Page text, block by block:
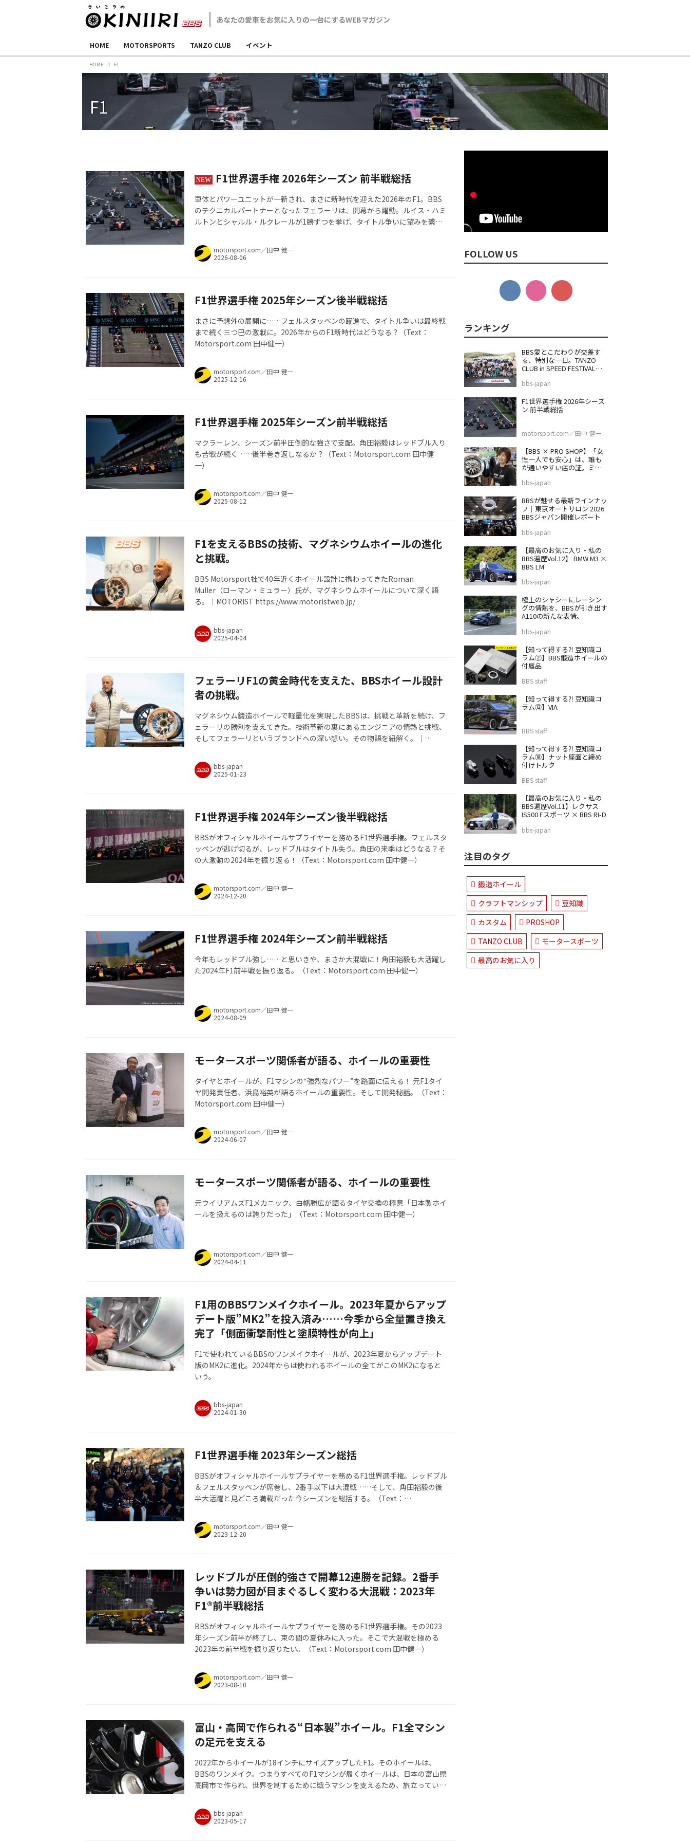
HOME MOTORSPORTS TANZO CLUB イベント
HOME F1
F1
F1世界選手権 2026年シーズン 前半戦総括
車体とパワーユニットが一新され、まさに新時代を迎えた2026年のF1。BBS
のテクニカルパートナーとなったフェラーリは、開幕から躍動。ルイス・ハミ
ルトンとシャルル・ルクレールが1勝ずつを挙げ、タイトル争いに望みを繋い
前半戦のフェラーリの戦いを振り返っておこう。（Text：Motorsport.com 田
中健一）
motorsport.com／田中 健一
F1世界選手権 2025年シーズン後半戦総括
まさに予想外の展開に……フェルスタッペンの躍進で、タイトル争いは最終戦
まで続く三つ巴の激戦に。2026年からのF1新時代はどうなる？（Text：
Motorsport.com 田中健一）
motorsport.com／田中 健一
F1世界選手権 2025年シーズン前半戦総括
マクラーレン、シーズン前半圧倒的な強さで支配。角田裕毅はレッドブル入り
も苦戦が続く……後半巻き返しなるか？（Text：Motorsport.com 田中健
一）
motorsport.com／田中 健一
F1を支えるBBSの技術、マグネシウムホイールの進化
と挑戦。
BBS Motorsport社で40年近くホイール設計に携わってきたRoman
Muller（ローマン・ミュラー）氏が、マグネシウムホイールについて深く語
る。｜MOTORIST https://www.motoristweb.jp/
bbs-japan
フェラーリF1の黄金時代を支えた、BBSホイール設計
者の挑戦。
マグネシウム鍛造ホイールで軽量化を実現したBBSは、挑戦と革新を続け、フ
ェラーリの勝利を支えてきた。技術革新の裏にあるエンジニアの情熱と挑戦、
そしてフェラーリというブランドへの深い想い。その物語を紐解く。｜
bbs-japan
F1世界選手権 2024年シーズン後半戦総括
BBSがオフィシャルホイールサプライヤーを務めるF1世界選手権。フェルスタ
ッペンが逃げ切るが、レッドブルはタイトル失う。角田の来季はどうなる？そ
の大激動の2024年を振り返る！（Text：Motorsport.com 田中健一）
motorsport.com／田中 健一
F1世界選手権 2024年シーズン前半戦総括
今年もレッドブル強し……と思いきや、まさか大混戦に！角田裕毅も大活躍し
た2024年F1前半戦を振り返る。（Text：Motorsport.com 田中健一）
motorsport.com／田中 健一
モータースポーツ関係者が語る、ホイールの重要性
タイヤとホイールが、F1マシンの“強烈なパワー”を路面に伝える！ 元F1タイ
ヤ開発責任者、浜島裕英が語るホイールの重要性。そして開発秘話。（Text：
Motorsport.com 田中健一）
motorsport.com／田中 健一
モータースポーツ関係者が語る、ホイールの重要性
元ウイリアムズF1メカニック、白幡勝広が語るタイヤ交換の極意「日本製ホイ
ールを扱えるのは誇りだった」（Text：Motorsport.com 田中健一）
motorsport.com／田中 健一
F1用のBBSワンメイクホイール。2023年夏からアップ
デート版”MK2”を投入済み……今季から全量置き換え
完了「側面衝撃耐性と塗膜特性が向上」
F1で使われているBBSのワンメイクホイールが、2023年夏からアップデート
版のMK2に進化。2024年からは使われるホイールの全てがこのMK2になると
いう。
bbs-japan
F1世界選手権 2023年シーズン総括
BBSがオフィシャルホイールサプライヤーを務めるF1世界選手権。レッドブル
＆フェルスタッペンが席巻し、2番手以下は大混戦……そして、角田裕毅の後
半大活躍と見どころ満載だった今シーズンを総括する。（Text：
motorsport.com／田中 健一
レッドブルが圧倒的強さで開幕12連勝を記録。2番手
争いは勢力図が目まぐるしく変わる大混戦：2023年
F1®前半戦総括
BBSがオフィシャルホイールサプライヤーを務めるF1世界選手権。その2023
年シーズン前半が終了し、束の間の夏休みに入った。そこで大混戦を極める
2023年の前半戦を振り返りたい。（Text：Motorsport.com 田中健一）
motorsport.com／田中 健一
富山・高岡で作られる“日本製”ホイール。F1全マシン
の足元を支える
2022年からホイールが18インチにサイズアップしたF1。そのホイールは、
BBSのワンメイク。つまりすべてのF1マシンが履くホイールは、日本の富山県
高岡市で作られ、世界を制するために戦うマシンを支えるため、旅立っていく
bbs-japan
FOLLOW US
BBS愛とこだわりが交差す
る、特別な一日。TANZO
CLUB in SPEED FESTIVAL
bbs-japan
F1世界選手権 2026年シーズ
ン 前半戦総括
motorsport.com／田中 健一
【BBS × PRO SHOP】「女
性一人でも安心」は、誰も
が通いやすい店の証。ミス
ス店
bbs-japan
BBSが魅せる最新ラインナッ
プ｜東京オートサロン 2026
BBSジャパン開催レポート
bbs-japan
【最高のお気に入り・私の
BBS遍歴Vol.12】 BMW M3 ×
BBS LM
bbs-japan
極上のシャシーにレーシン
グの情熱を、BBSが引き出す
A110の新たな表情。
bbs-japan
【知って得する⁈ 豆知識コ
ラム②】BBS鍛造ホイールの
付属品
BBS staff
【知って得する⁈ 豆知識コ
ラム⑫】VIA
BBS staff
【知って得する⁈ 豆知識コ
ラム⑱】ナット座面と締め
付けトルク
BBS staff
【最高のお気に入り・私の
BBS遍歴Vol.11】レクサス
IS500 Fスポーツ × BBS RI-D
bbs-japan
注目のタグ
鍛造ホイール
クラフトマンシップ
豆知識
カスタム
PROSHOP
TANZO CLUB
モータースポーツ
最高のお気に入り